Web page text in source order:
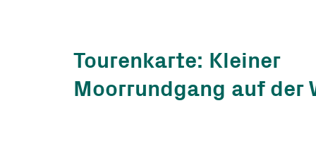
Tourenkarte: Kleiner
Moorrundgang auf der